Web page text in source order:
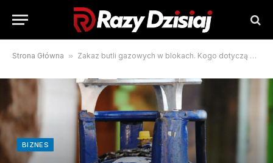
Strona Główna » Zakaz butli gazowych w blokach. Kogo dotyczą przepisy? – Biznes Wprost
BIZNES